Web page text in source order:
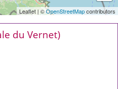
du Vernet)
Leaflet | ©OpenStreetMapcontributors